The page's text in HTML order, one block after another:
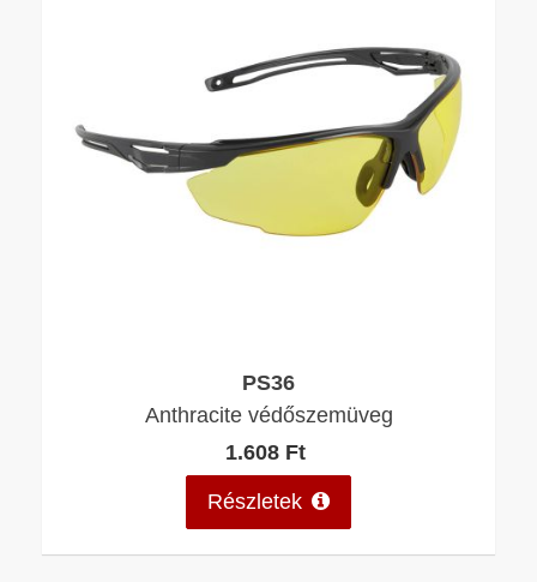
PS36
Anthracite védőszemüveg
1.608 Ft
Részletek